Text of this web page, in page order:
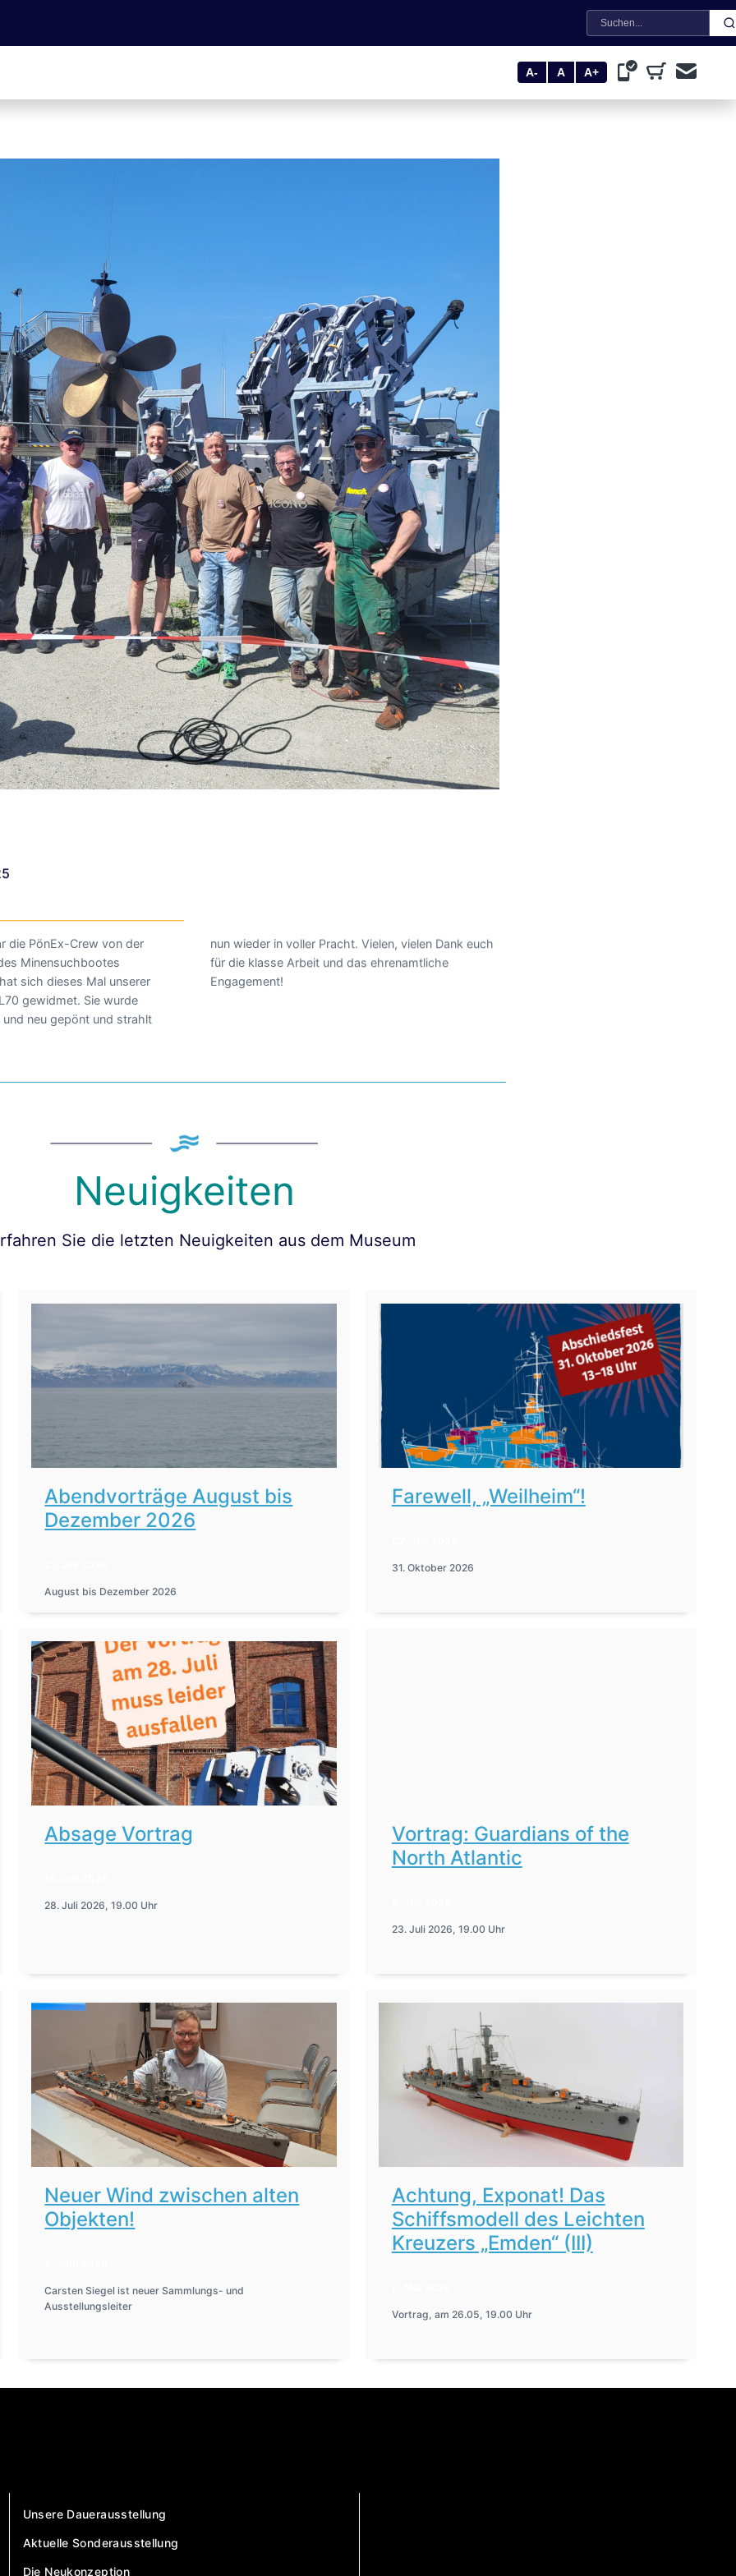
Suche
A- A A+
die PönEx-Crew von der
Minensuchbootes
sich dieses Mal unserer
gewidmet. Sie wurde
neu gepönt und strahlt
Vielen, vielen Dank euch
das ehrenamtliche
Engagement!
Neuigkeiten
Sie die letzten Neuigkeiten aus dem Museum
Abendvorträge August bis
Dezember 2026
August bis Dezember 2026
Farewell, „Weilheim“!
31. Oktober 2026
Absage Vortrag
28. Juli 2026, 19.00 Uhr
Vortrag: Guardians of the
North Atlantic
23. Juli 2026, 19.00 Uhr
Neuer Wind zwischen alten
Objekten!
Carsten Siegel ist neuer Sammlungs- und
Ausstellungsleiter
Achtung, Exponat! Das
Schiffsmodell des Leichten
Kreuzers „Emden“ (III)
Vortrag, am 26.05, 19.00 Uhr
Unsere Dauerausstellung
Aktuelle Sonderausstellung
Die Neukonzeption